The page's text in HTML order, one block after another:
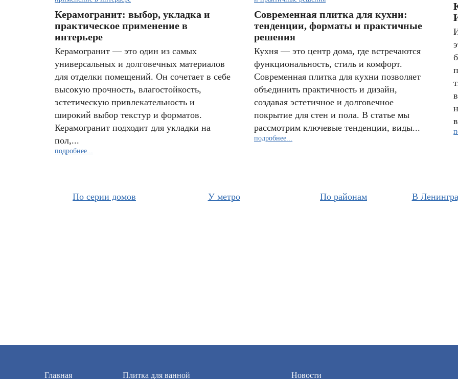
Керамогранит: выбор, укладка и
практическое применение в
интерьере
Керамогранит — это один из самых
универсальных и долговечных материалов
для отделки помещений. Он сочетает в себе
высокую прочность, влагостойкость,
эстетическую привлекательность и
широкий выбор текстур и форматов.
Керамогранит подходит для укладки на
пол,...
подробнее...
Современная плитка для кухни:
тенденции, форматы и практичные
решения
Кухня — это центр дома, где встречаются
функциональность, стиль и комфорт.
Современная плитка для кухни позволяет
объединить практичность и дизайн,
создавая эстетичное и долговечное
покрытие для стен и пола. В статье мы
рассмотрим ключевые тенденции, виды...
подробнее...
По серии домов У метро По районам В
Главная Плитка для ванной Новости